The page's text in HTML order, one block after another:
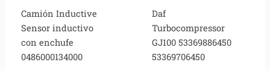
Camión Inductive
Sensor inductivo
con enchufe
0486000134000
Daf
Turbocompressor
GJ100 53369886450
53369706450